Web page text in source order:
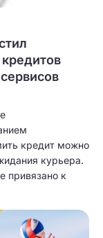
кредит можно
курьера.
привязано к